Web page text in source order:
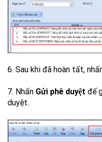
6. Sau khi đã hoàn tất,
7. Nhấn Gửi phê duyệt để
duyệt.